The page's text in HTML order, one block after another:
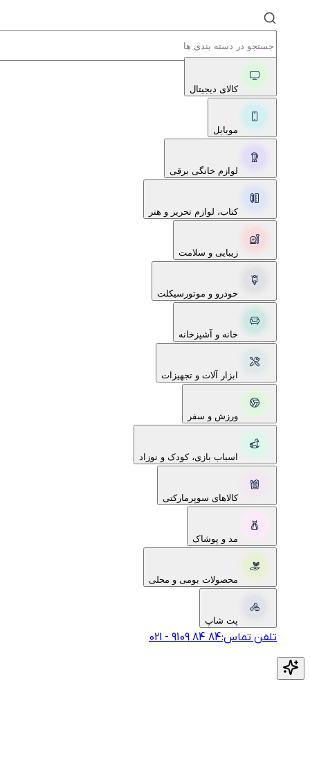
کالای دیجیتال
موبایل
لوازم خانگی برقی
کتاب، لوازم تحریر و هنر
زیبایی و سلامت
خودرو و موتورسیکلت
خانه و آشپزخانه
ابزار آلات و تجهیزات
ورزش و سفر
اسباب بازی، کودک و نوزاد
کالاهای سوپرمارکتی
مد و پوشاک
محصولات بومی و محلی
پت شاپ
تلفن تماس: 021-‎9109‎ ‎84‎ ‎84‎